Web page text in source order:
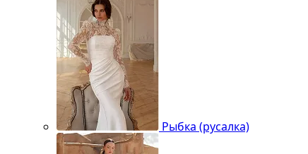
Рыбка (русалка)